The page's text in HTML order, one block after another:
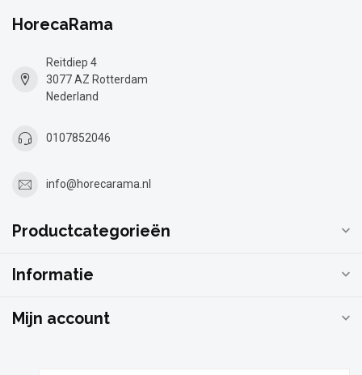
HorecaRama
Reitdiep 4
3077 AZ Rotterdam
Nederland
0107852046
info@horecarama.nl
Productcategorieën
Informatie
Mijn account